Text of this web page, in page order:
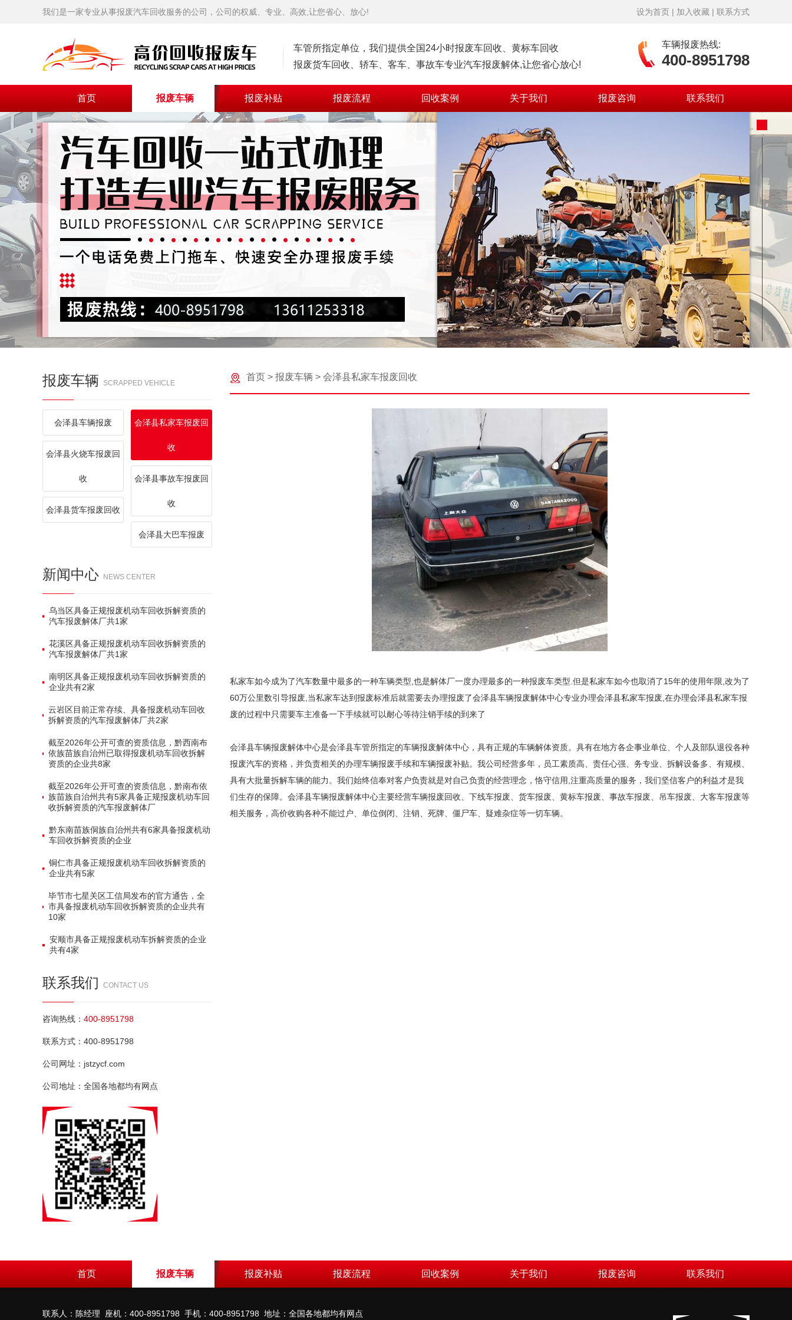
我们是一家专业从事报废汽车回收服务的公司，公司的权威、专业、高效,让您省心、放心! 设为首页 | 加入收藏 | 联系方式
车管所指定单位，我们提供全国24小时报废车回收、黄标车回收
报废货车回收、轿车、客车、事故车专业汽车报废解体,让您省心放心!
车辆报废热线:
400-8951798
首页 报废车辆 报废补贴 报废流程 回收案例 关于我们 报废咨询 联系我们
报废车辆 SCRAPPED VEHICLE
会泽县车辆报废 会泽县私家车报废回
收
会泽县火烧车报废回
收 会泽县事故车报废回
收
会泽县货车报废回收
会泽县大巴车报废
新闻中心 NEWS CENTER
乌当区具备正规报废机动车回收拆解资质的
汽车报废解体厂共‌1家‌
花溪区具备正规报废机动车回收拆解资质的
汽车报废解体厂共‌1家‌
南明区具备正规报废机动车回收拆解资质的
企业共有‌2家‌
云岩区目前正常存续、具备报废机动车回收
拆解资质的汽车报废解体厂共‌2家‌
截至2026年公开可查的资质信息，黔西南布
依族苗族自治州已取得报废机动车回收拆解
资质的企业共‌8家‌
截至2026年公开可查的资质信息，黔南布依
族苗族自治州共有‌5家‌具备正规报废机动车回
收拆解资质的汽车报废解体厂
黔东南苗族侗族自治州共有‌6家‌具备报废机动
车回收拆解资质的企业
铜仁市具备正规报废机动车回收拆解资质的
企业共有‌5家‌
毕节市七星关区工信局发布的官方通告，全
市具备报废机动车回收拆解资质的企业共有‌
10家‌
安顺市具备正规报废机动车拆解资质的企业
共有‌4家‌
联系我们 CONTACT US
咨询热线： 400-8951798
联系方式：400-8951798
公司网址：jstzycf.com
公司地址：全国各地都均有网点
首页 > 报废车辆 > 会泽县私家车报废回收
私家车如今成为了汽车数量中最多的一种车辆类型,也是解体厂一度办理最多的一种报废车类型.但是私家车如今也取消了15年的使用年限,改为了
60万公里数引导报废,当私家车达到报废标准后就需要去办理报废了会泽县车辆报废解体中心专业办理会泽县私家车报废,在办理会泽县私家车报
废的过程中只需要车主准备一下手续就可以耐心等待注销手续的到来了
会泽县车辆报废解体中心是会泽县车管所指定的车辆报废解体中心，具有正规的车辆解体资质。具有在地方各企事业单位、个人及部队退役各种
报废汽车的资格，并负责相关的办理车辆报废手续和车辆报废补贴。我公司经营多年，员工素质高、责任心强、务专业、拆解设备多、有规模、
具有大批量拆解车辆的能力。我们始终信奉对客户负责就是对自己负责的经营理念，恪守信用,注重高质量的服务，我们坚信客户的利益才是我
们生存的保障。会泽县车辆报废解体中心主要经营车辆报废回收、下线车报废、货车报废、黄标车报废、事故车报废、吊车报废、大客车报废等
相关服务，高价收购各种不能过户、单位倒闭、注销、死牌、僵尸车、疑难杂症等一切车辆。
首页 报废车辆 报废补贴 报废流程 回收案例 关于我们 报废咨询 联系我们
联系人：陈经理 座机：400-8951798 手机：400-8951798 地址：全国各地都均有网点